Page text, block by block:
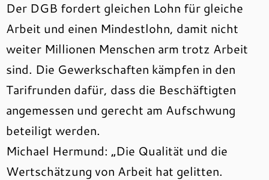
Der DGB fordert gleichen Lohn für gleiche
Arbeit und einen Mindestlohn, damit nicht
weiter Millionen Menschen arm trotz Arbeit
sind. Die Gewerkschaften kämpfen in den
Tarifrunden dafür, dass die Beschäftigten
angemessen und gerecht am Aufschwung
beteiligt werden.
Michael Hermund: „Die Qualität und die
Wertschätzung von Arbeit hat gelitten.